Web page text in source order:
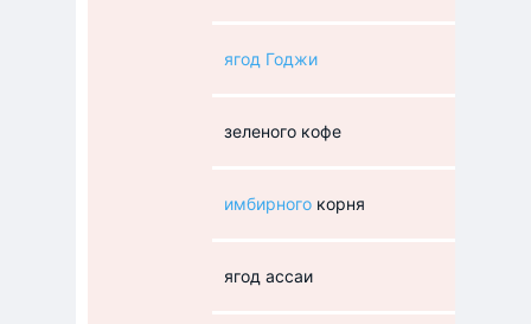
ягод Годжи
зеленого кофе
имбирного корня
ягод ассаи